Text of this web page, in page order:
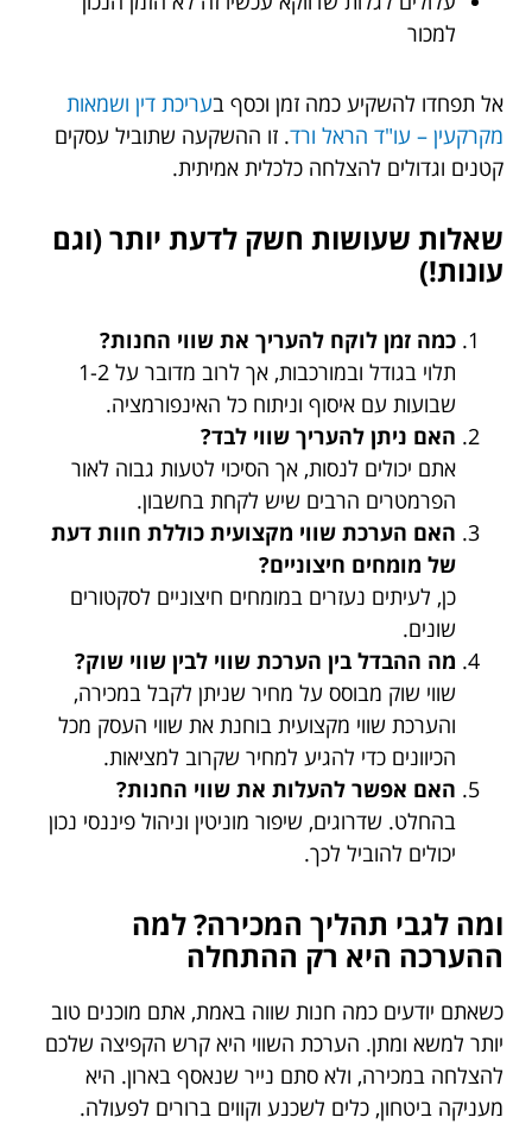
למכור
אל תפחדו להשקיע כמה זמן וכסף בעריכת דין ושמאות
מקרקעין – עו"ד הראל ורד. זו ההשקעה שתוביל עסקים
קטנים וגדולים להצלחה כלכלית אמיתית.
שאלות שעושות חשק לדעת יותר (וגם
עונות!)
כמה זמן לוקח להעריך את שווי החנות?
תלוי בגודל ובמורכבות, אך לרוב מדובר על 1-2
שבועות עם איסוף וניתוח כל האינפורמציה.
האם ניתן להעריך שווי לבד?
אתם יכולים לנסות, אך הסיכוי לטעות גבוה לאור
הפרמטרים הרבים שיש לקחת בחשבון.
האם הערכת שווי מקצועית כוללת חוות דעת
של מומחים חיצוניים?
כן, לעיתים נעזרים במומחים חיצוניים לסקטורים
שונים.
מה ההבדל בין הערכת שווי לבין שווי שוק?
שווי שוק מבוסס על מחיר שניתן לקבל במכירה,
והערכת שווי מקצועית בוחנת את שווי העסק מכל
הכיוונים כדי להגיע למחיר שקרוב למציאות.
האם אפשר להעלות את שווי החנות?
בהחלט. שדרוגים, שיפור מוניטין וניהול פיננסי נכון
יכולים להוביל לכך.
ומה לגבי תהליך המכירה? למה
ההערכה היא רק ההתחלה
כשאתם יודעים כמה חנות שווה באמת, אתם מוכנים טוב
יותר למשא ומתן. הערכת השווי היא קרש הקפיצה שלכם
להצלחה במכירה, ולא סתם נייר שנאסף בארון. היא
מעניקה ביטחון, כלים לשכנע וקווים ברורים לפעולה.